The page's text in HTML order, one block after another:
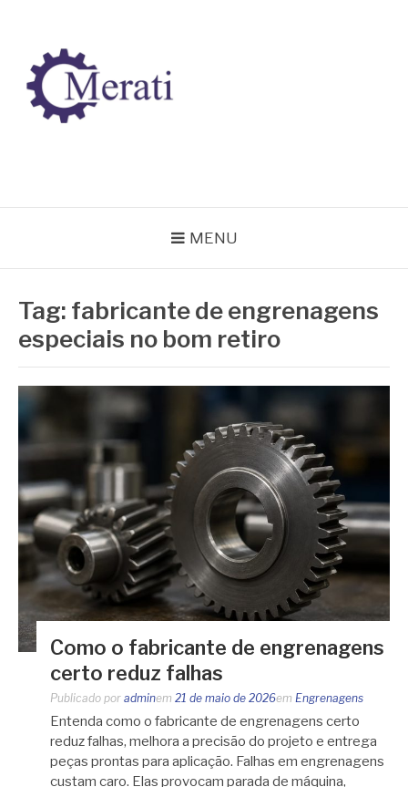
conteúdo
MENU
Tag: fabricante de engrenagens
especiais no bom retiro
Como o fabricante de engrenagens
certo reduz falhas
Publicado por adminem 21 de maio de 2026em Engrenagens
Entenda como o fabricante de engrenagens certo
reduz falhas, melhora a precisão do projeto e entrega
peças prontas para aplicação. Falhas em engrenagens
custam caro. Elas provocam parada de máquina,